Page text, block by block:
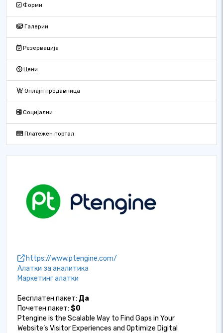
Форми
Галерии
Резервација
Цени
Онлајн продавница
Социјални
Платежен портал
https://www.ptengine.com/
Алатки за аналитика
Маркетинг алатки
Бесплатен пакет: Да
Почетен пакет: $0
Ptengine is the Scalable Way to Find Gaps in Your
Website’s Visitor Experiences and Optimize Digital